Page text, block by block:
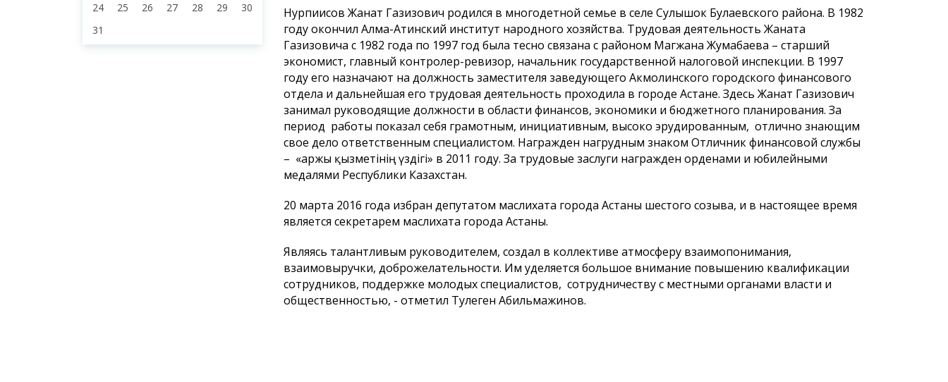
24
25 26 27 28 29
30
31
Нурпиисов Жанат Газизович родился в многодетной семье в селе Сулышок Булаевского района. В 1982
году окончил Алма-Атинский институт народного хозяйства. Трудовая деятельность Жаната
Газизовича с 1982 года по 1997 год была тесно связана с районом Магжана Жумабаева – старший
экономист, главный контролер-ревизор, начальник государственной налоговой инспекции. В 1997
году его назначают на должность заместителя заведующего Акмолинского городского финансового
отдела и дальнейшая его трудовая деятельность проходила в городе Астане. Здесь Жанат Газизович
занимал руководящие должности в области финансов, экономики и бюджетного планирования. За
период работы показал себя грамотным, инициативным, высоко эрудированным, отлично знающим
свое дело ответственным специалистом. Награжден нагрудным знаком Отличник финансовой службы
– «Қаржы қызметінің үздігі» в 2011 году. За трудовые заслуги награжден орденами и юбилейными
медалями Республики Казахстан.
20 марта 2016 года избран депутатом маслихата города Астаны шестого созыва, и в настоящее время
является секретарем маслихата города Астаны.
Являясь талантливым руководителем, создал в коллективе атмосферу взаимопонимания,
взаимовыручки, доброжелательности. Им уделяется большое внимание повышению квалификации
сотрудников, поддержке молодых специалистов, сотрудничеству с местными органами власти и
общественностью, - отметил Тулеген Абильмажинов.